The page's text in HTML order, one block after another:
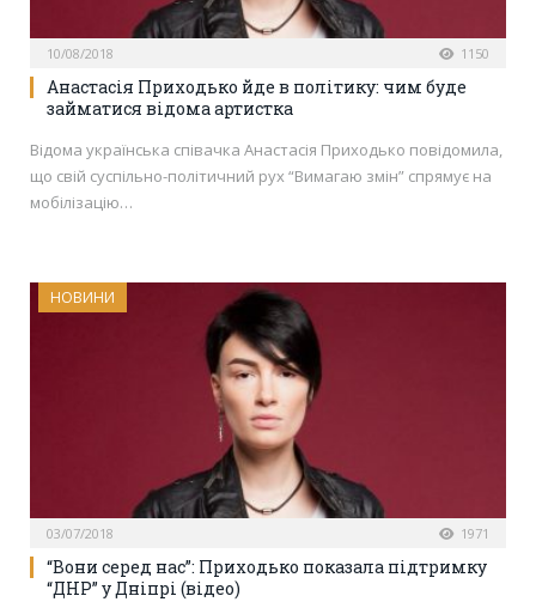
10/08/2018 1150
Анастасія Приходько йде в політику: чим буде
займатися відома артистка
Відома українська співачка Анастасія Приходько повідомила,
що свій суспільно-політичний рух “Вимагаю змін” спрямує на
мобілізацію…
НОВИНИ
03/07/2018 1971
“Вони серед нас”: Приходько показала підтримку
“ДНР” у Дніпрі (відео)